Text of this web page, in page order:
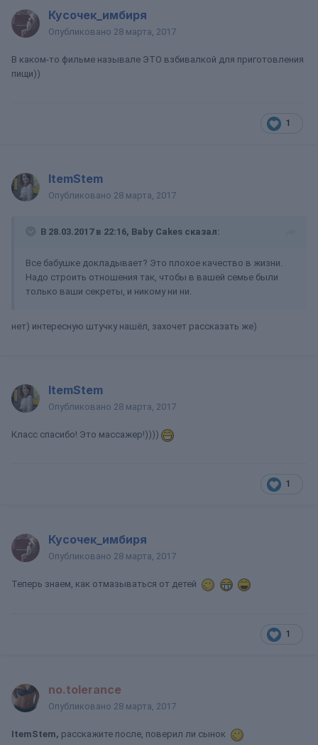
Кусочек_имбиря
Опубликовано 28 марта, 2017
В каком-то фильме называле ЭТО взбивалкой для приготовления
пищи))
1
ItemStem
Опубликовано 28 марта, 2017
В 28.03.2017 в 22:16, Baby Cakes сказал:
Все бабушке докладывает? Это плохое качество в жизни.
Надо строить отношения так, чтобы в вашей семье были
только ваши секреты, и никому ни ни.
нет) интересную штучку нашёл, захочет рассказать же)
ItemStem
Опубликовано 28 марта, 2017
Класс спасибо! Это массажер!))))
1
Кусочек_имбиря
Опубликовано 28 марта, 2017
Теперь знаем, как отмазываться от детей
1
no.tolerance
Опубликовано 28 марта, 2017
ItemStem, расскажите после, поверил ли сынок